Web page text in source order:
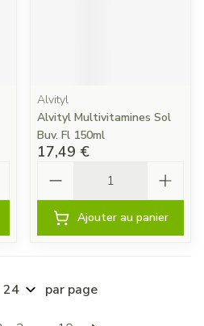
Alvityl
Alvityl Multivitamines Sol
Buv. Fl 150ml
17,49 €
Ajouter au panier
Pages
par page